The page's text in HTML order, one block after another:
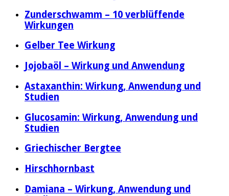
Zunderschwamm – 10 verblüffende
Wirkungen
Gelber Tee Wirkung
Jojobaöl – Wirkung und Anwendung
Astaxanthin: Wirkung, Anwendung und
Studien
Glucosamin: Wirkung, Anwendung und
Studien
Griechischer Bergtee
Hirschhornbast
Damiana – Wirkung, Anwendung und